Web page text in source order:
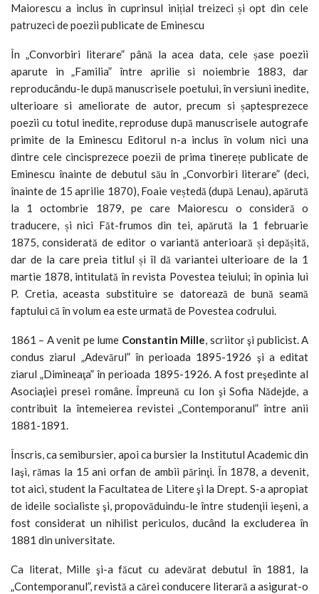
Maiorescu a inclus în cuprinsul inițial treizeci și opt din cele
patruzeci de poezii publicate de Eminescu
În „Convorbiri literare” până la acea data, cele șase poezii
aparute in „Familia” între aprilie si noiembrie 1883, dar
reproducându-le după manuscrisele poetului, în versiuni inedite,
ulterioare si ameliorate de autor, precum si șaptesprezece
poezii cu totul inedite, reproduse după manuscrisele autografe
primite de la Eminescu Editorul n-a inclus în volum nici una
dintre cele cincisprezece poezii de prima tinerețe publicate de
Eminescu înainte de debutul său în „Convorbiri literare” (deci,
înainte de 15 aprilie 1870), Foaie veștedă (după Lenau), apărută
la 1 octombrie 1879, pe care Maiorescu o consideră o
traducere, și nici Făt-frumos din tei, apărută la 1 februarie
1875, considerată de editor o variantă anterioară și depășită,
dar de la care preia titlul și îl dă variantei ulterioare de la 1
martie 1878, intitulată în revista Povestea teiului; în opinia lui
P. Cretia, aceasta substituire se datorează de bună seamă
faptului că în volum ea este urmată de Povestea codrului.
1861 – A venit pe lume Constantin Mille, scriitor şi publicist. A
condus ziarul „Adevărul” în perioada 1895-1926 şi a editat
ziarul „Dimineaţa” în perioada 1895-1926. A fost preşedinte al
Asociaţiei presei române. Împreună cu Ion şi Sofia Nădejde, a
contribuit la întemeierea revistei „Contemporanul” între anii
1881-1891.
Înscris, ca semibursier, apoi ca bursier la Institutul Academic din
Iaşi, rămas la 15 ani orfan de ambii părinţi. În 1878, a devenit,
tot aici, student la Facultatea de Litere şi la Drept. S-a apropiat
de ideile socialiste şi, propovăduindu-le între studenţii ieşeni, a
fost considerat un nihilist periculos, ducând la excluderea în
1881 din universitate.
Ca literat, Mille şi-a făcut cu adevărat debutul în 1881, la
„Contemporanul”, revistă a cărei conducere literară a asigurat-o